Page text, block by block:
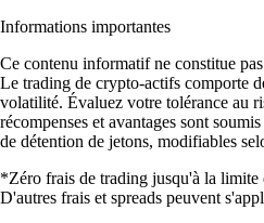
Informations importantes
Ce contenu informatif ne constitue
Le trading de crypto-actifs comporte
volatilité. Évaluez votre tolérance au
récompenses et avantages sont
de détention de jetons, modifiables
*Zéro frais de trading jusqu'à la
D'autres frais et spreads peuvent